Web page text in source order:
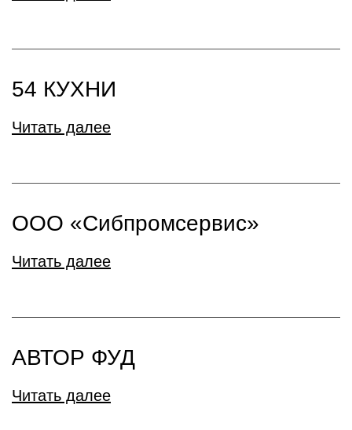
54 КУХНИ
Читать далее
ООО «Сибпромсервис»
Читать далее
АВТОР ФУД
Читать далее